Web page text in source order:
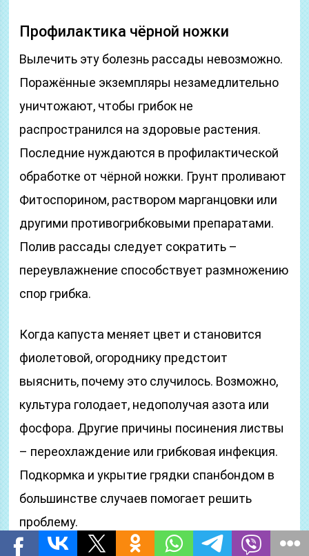
Профилактика чёрной ножки
Вылечить эту болезнь рассады невозможно.
Поражённые экземпляры незамедлительно
уничтожают, чтобы грибок не
распространился на здоровые растения.
Последние нуждаются в профилактической
обработке от чёрной ножки. Грунт проливают
Фитоспорином, раствором марганцовки или
другими противогрибковыми препаратами.
Полив рассады следует сократить –
переувлажнение способствует размножению
спор грибка.
Когда капуста меняет цвет и становится
фиолетовой, огороднику предстоит
выяснить, почему это случилось. Возможно,
культура голодает, недополучая азота или
фосфора. Другие причины посинения листвы
– переохлаждение или грибковая инфекция.
Подкормка и укрытие грядки спанбондом в
большинстве случаев помогает решить
проблему.